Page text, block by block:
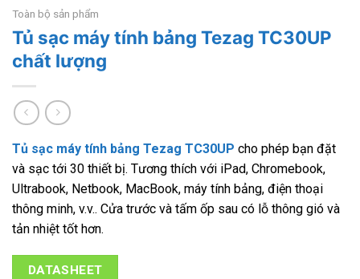
Toàn bộ sản phẩm
Tủ sạc máy tính bảng Tezag TC30UP
chất lượng
Tủ sạc máy tính bảng Tezag TC30UP cho phép bạn đặt
và sạc tới 30 thiết bị. Tương thích với iPad, Chromebook,
Ultrabook, Netbook, MacBook, máy tính bảng, điện thoại
thông minh, v.v.. Cửa trước và tấm ốp sau có lỗ thông gió và
tản nhiệt tốt hơn.
DATASHEET